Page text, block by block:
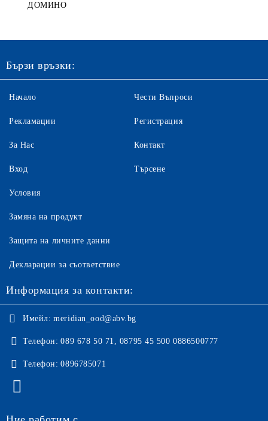
ДОМИНО
Бързи връзки:
Начало
Рекламации
За Нас
Вход
Чести Въпроси
Регистрация
Контакт
Търсене
Условия
Замяна на продукт
Защита на личните данни
Декларации за съответствие
Информация за контакти:
Имейл: meridian_ood@abv.bg
Телефон: 089 678 50 71, 08795 45 500 0886500777
Телефон: 0896785071